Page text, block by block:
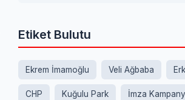
Etiket Bulutu
Ekrem İmamoğlu Veli Ağbaba
CHP Kuğulu Park İmza